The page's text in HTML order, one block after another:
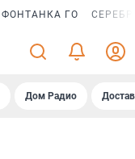
ФОНТАНКА ГО
Дом Радио